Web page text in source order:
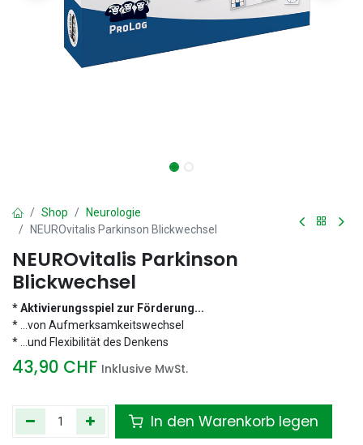
Shop
Neurologie
NEUROvitalis Parkinson Blickwechsel
NEUROvitalis Parkinson
Blickwechsel
* Aktivierungsspiel zur Förderung...
* ...von Aufmerksamkeitswechsel
* ...und Flexibilität des Denkens
43,90 CHF Inklusive MwSt.
In den Warenkorb legen